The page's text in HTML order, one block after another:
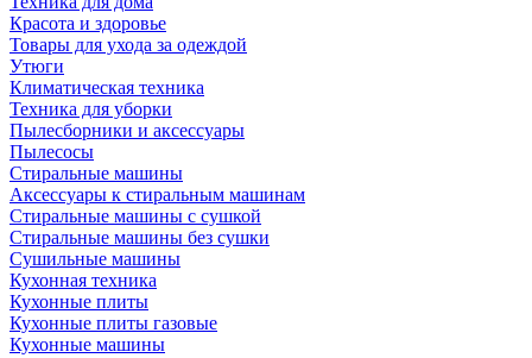
Красота и здоровье
Товары для ухода за одеждой
Утюги
Климатическая техника
Техника для уборки
Пылесборники и аксессуары
Пылесосы
Стиральные машины
Аксессуары к стиральным машинам
Стиральные машины с сушкой
Стиральные машины без сушки
Сушильные машины
Кухонная техника
Кухонные плиты
Кухонные плиты газовые
Кухонные машины